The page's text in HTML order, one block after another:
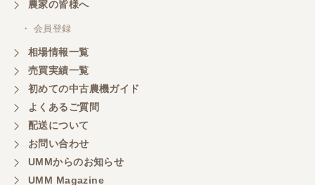
嫌な顔をせずに一生懸命頑張ってくれる中山さんに
感謝しています。ここで3台買いましたが、これから
もよろしくお願いしたいです。
三重県／
初めてコンバインを買いに行ったのですが、とても
明るい方に担当していただき細かく説明して下さっ
てとても嬉しかったです。
農家の皆様へ
・ 会員登録
相場情報一覧
売買実績一覧
初めての中古農機ガイド
よくあるご質問
配送について
お問い合わせ
UMMからのお知らせ
UMM Magazine